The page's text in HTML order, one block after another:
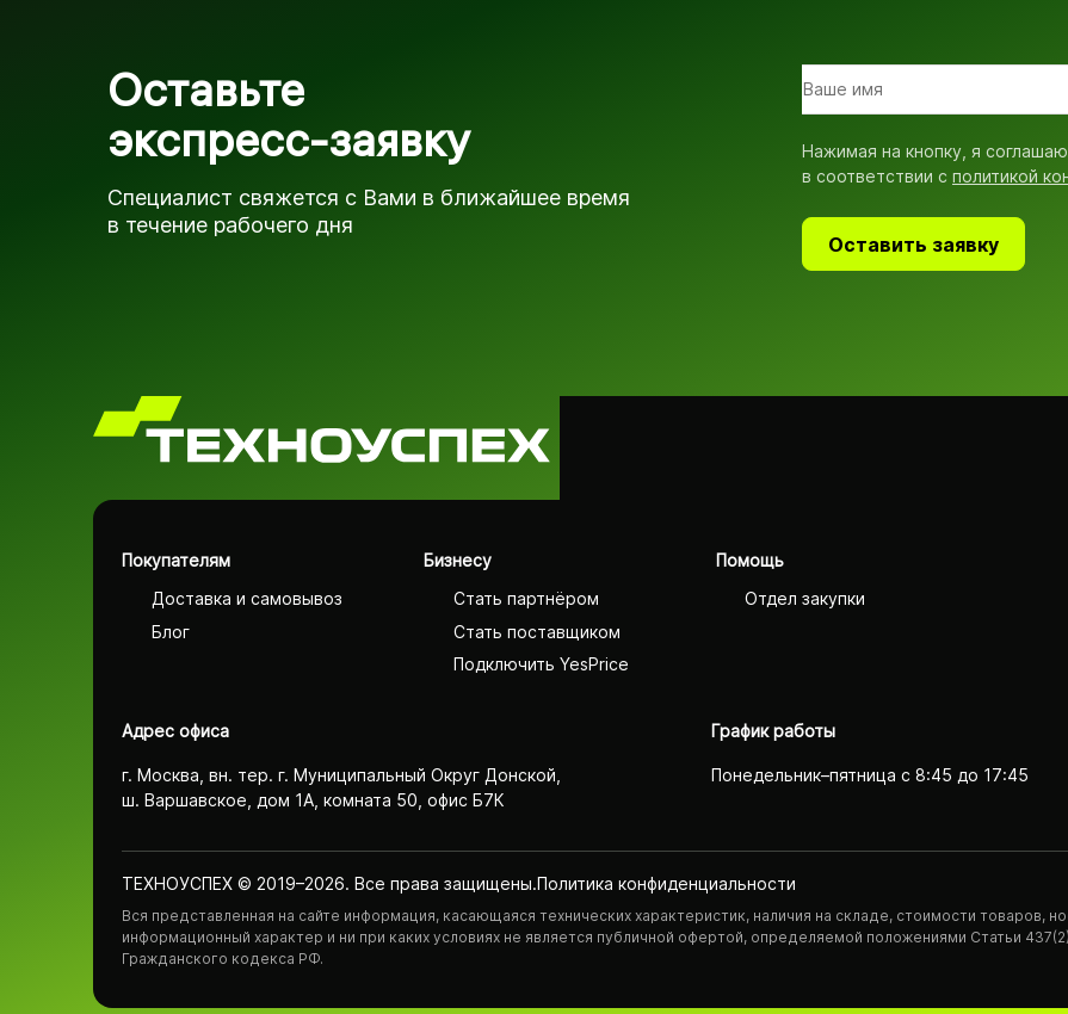
Оставьте
экспресс-заявку
Специалист свяжется с Вами в ближайшее время
в течение рабочего дня
Нажимая на кнопку, я
в соответствии с политикой
Оставить заявку
Покупателям
Доставка и самовывоз
Блог
Бизнесу
Стать партнёром
Стать поставщиком
Подключить YesPrice
Помощь
Отдел закупки
Адрес офиса
г. Москва, вн. тер. г. Муниципальный Округ Донской,
ш. Варшавское, дом 1А, комната 50, офис Б7К
График работы
Понедельник–пятница с 8:45 до 17:45
ТЕХНОУСПЕХ © 2019–2026. Все права защищены.Политика конфиденциаль­ности
Вся представленная на сайте информация, касающаяся технических характеристик, наличия на складе, стоимости товаров,
информационный характер и ни при каких условиях не является публичной офертой, определяемой положениями Статьи 437(2)
Гражданского кодекса РФ.